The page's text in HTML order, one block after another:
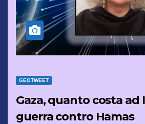
GEOTWEET
Gaza, quanto costa ad
guerra contro Hamas